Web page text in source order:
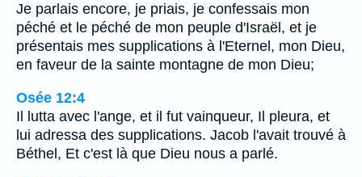
Je parlais encore, je priais, je confessais mon
péché et le péché de mon peuple d'Israël, et je
présentais mes supplications à l'Eternel, mon Dieu,
en faveur de la sainte montagne de mon Dieu;
Osée 12:4
Il lutta avec l'ange, et il fut vainqueur, Il pleura, et
lui adressa des supplications. Jacob l'avait trouvé à
Béthel, Et c'est là que Dieu nous a parlé.